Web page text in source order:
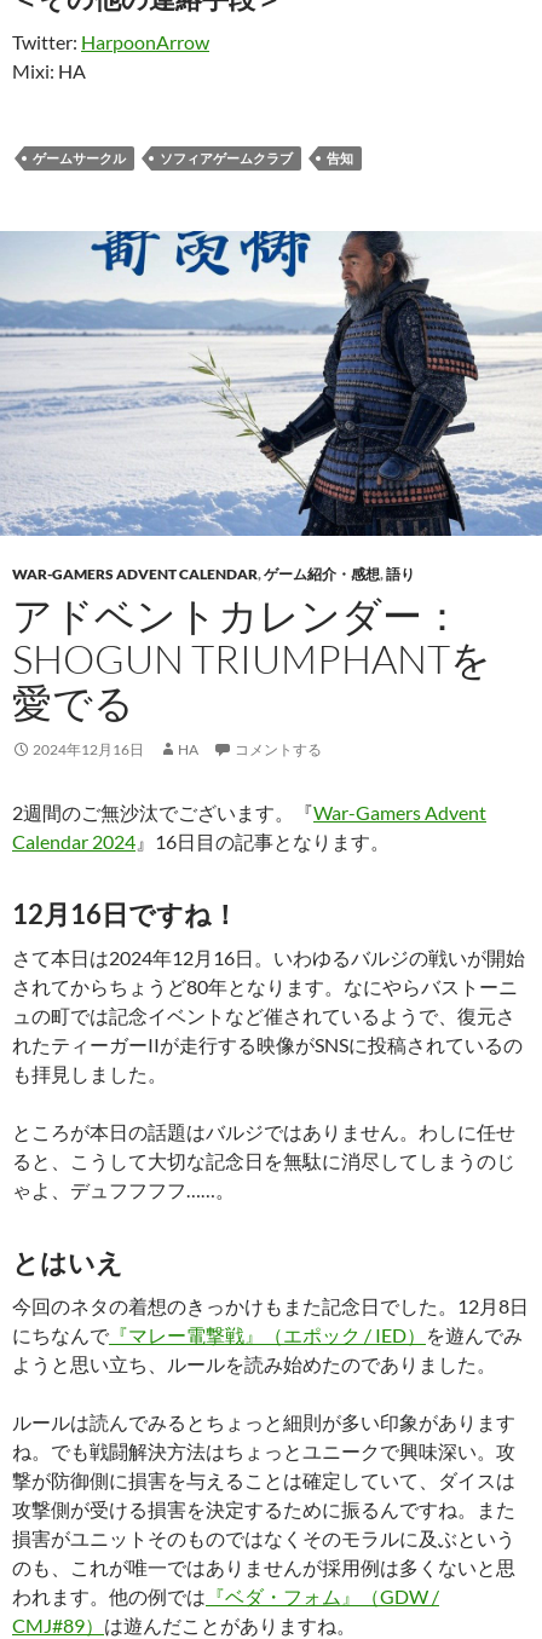
Twitter: HarpoonArrow
Mixi: HA
ゲームサークル ソフィアゲームクラブ 告知
WAR-GAMERS ADVENT CALENDAR,ゲーム紹介・感想,語り
アドベントカレンダー：
SHOGUN TRIUMPHANTを
愛でる
2024年12月16日 HA コメントする
2週間のご無沙汰でございます。『War-Gamers Advent
Calendar 2024 』16日目の記事となります。
12月16日ですね！
さて本日は2024年12月16日。いわゆるバルジの戦いが開始
されてからちょうど80年となります。なにやらバストーニ
ュの町では記念イベントなど催されているようで、復元さ
れたティーガーIIが走行する映像がSNSに投稿されているの
も拝見しました。
ところが本日の話題はバルジではありません。わしに任せ
ると、こうして大切な記念日を無駄に消尽してしまうのじ
ゃよ、デュフフフフ……。
とはいえ
今回のネタの着想のきっかけもまた記念日でした。12月8日
にちなんで 『マレー電撃戦』（エポック / IED）
を遊んでみ
ようと思い立ち、ルールを読み始めたのでありました。
ルールは読んでみるとちょっと細則が多い印象があります
ね。でも戦闘解決方法はちょっとユニークで興味深い。攻
撃が防御側に損害を与えることは確定していて、ダイスは
攻撃側が受ける損害を決定するために振るんですね。また
損害がユニットそのものではなくそのモラルに及ぶという
のも、これが唯一ではありませんが採用例は多くないと思
われます。他の例では 『ベダ・フォム』（GDW /
CMJ#89） は遊んだことがありますね。